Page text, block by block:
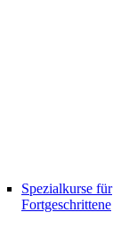
Spezialkurse für
Fortgeschrittene